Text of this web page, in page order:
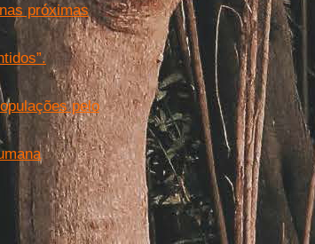
próximas
pelo